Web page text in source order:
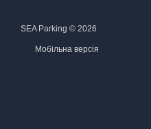
SEA Parking © 2026
Мобільна версія